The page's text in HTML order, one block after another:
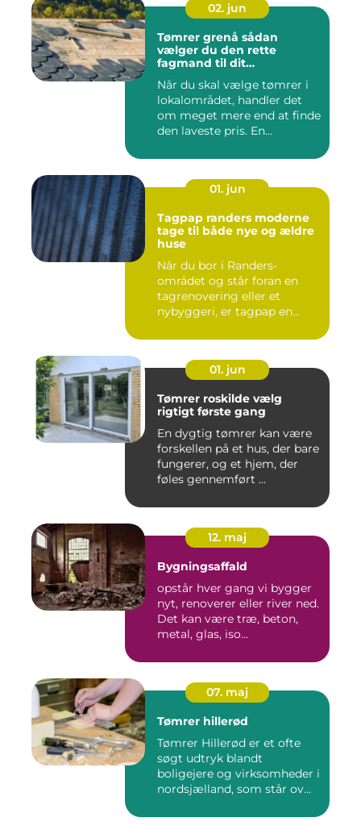
02. jun
Tømrer grenå sådan
vælger du den rette
fagmand til dit
Når du skal vælge tømrer i
lokalområdet, handler det
om meget mere end at finde
den laveste pris. En...
01. jun
Tagpap randers moderne
tage til både nye og ældre
huse
Når du bor i Randers-
området og står foran en
tagrenovering eller et
nybyggeri, er tagpap en
01. jun
Tømrer roskilde vælg
rigtigt første gang
En dygtig tømrer kan være
forskellen på et hus, der bare
fungerer, og et hjem, der
føles gennemført ...
12. maj
Bygningsaffald
opstår hver gang vi bygger
nyt, renoverer eller river ned.
Det kan være træ, beton,
metal, glas, iso...
07. maj
Tømrer hillerød
Tømrer Hillerød er et ofte
søgt udtryk blandt
boligejere og virksomheder i
nordsjælland, som står ov...